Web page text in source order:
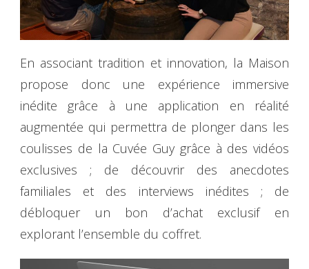
En associant tradition et innovation, la Maison
propose donc une expérience immersive
inédite grâce à une application en réalité
augmentée qui permettra de plonger dans les
coulisses de la Cuvée Guy grâce à des vidéos
exclusives ; de découvrir des anecdotes
familiales et des interviews inédites ; de
débloquer un bon d’achat exclusif en
explorant l’ensemble du coffret.